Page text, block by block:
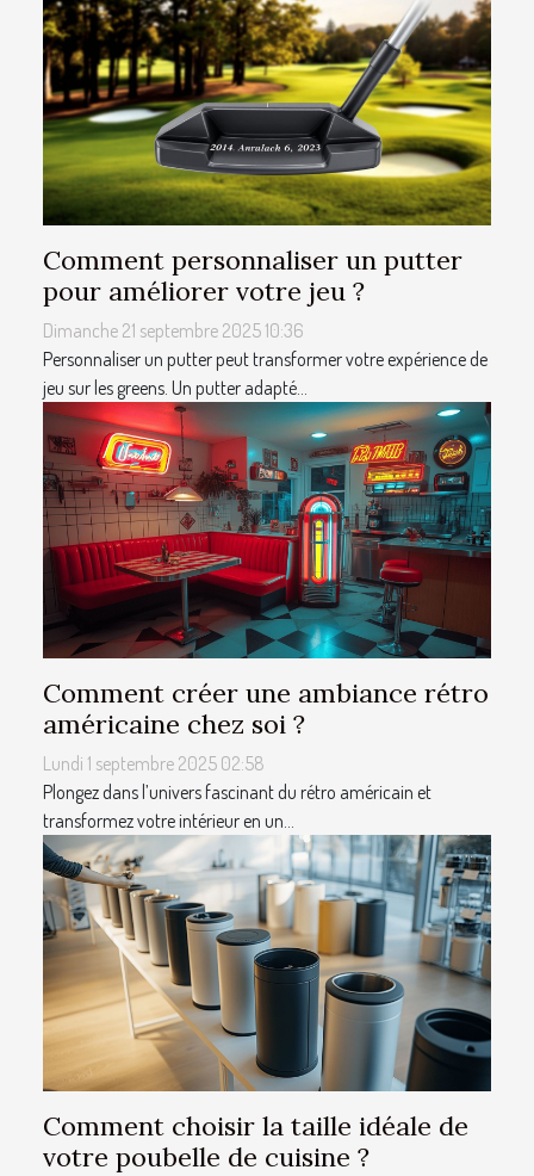
Comment personnaliser un putter
pour améliorer votre jeu ?
Dimanche 21 septembre 2025 10:36
Personnaliser un putter peut transformer votre expérience de
jeu sur les greens. Un putter adapté...
Comment créer une ambiance rétro
américaine chez soi ?
Lundi 1 septembre 2025 02:58
Plongez dans l’univers fascinant du rétro américain et
transformez votre intérieur en un...
Comment choisir la taille idéale de
votre poubelle de cuisine ?